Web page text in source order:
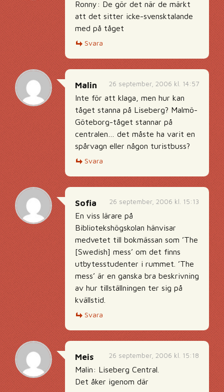
Ronny: De gör det när de märkt
att det sitter icke-svensktalande
med på tåget
Svara
26 september, 2006 kl. 14:57
Malin
Inte för att klaga, men hur kan
tåget stanna på Liseberg? Malmö-
Göteborg-tåget stannar på
centralen… det måste ha varit en
spårvagn eller någon turistbuss?
Svara
26 september, 2006 kl. 15:13
Sofia
En viss lärare på
Bibliotekshögskolan hänvisar
medvetet till bokmässan som ’The
[Swedish] mess’ om det finns
utbytesstudenter i rummet. ’The
mess’ är en ganska bra beskrivning
av hur tillställningen ter sig på
kvällstid.
Svara
26 september, 2006 kl. 15:18
Meis
Malin: Liseberg Central.
Det åker igenom där